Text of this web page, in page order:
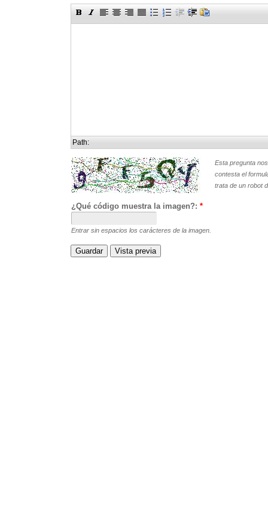
Path:
Esta pregunta
contesta el
trata de un robot
¿Qué código muestra la imagen?: *
Entrar sin espacios los carácteres de la imagen.